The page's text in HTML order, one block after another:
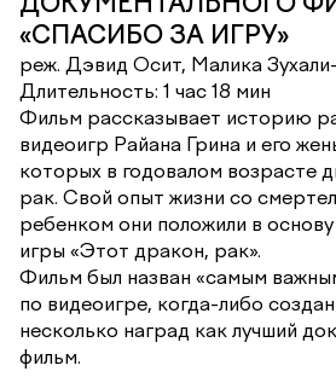
«СПАСИБО ЗА ИГРУ»
реж. Дэвид Осит, Малика
Длительность: 1 час 18 мин
Фильм рассказывает историю
видеоигр Райана Грина и его
которых в годовалом возрасте
рак. Свой опыт жизни со
ребенком они положили в
игры «Этот дракон, рак».
Фильм был назван «самым
по видеоигре, когда-либо
несколько наград как лучший
фильм.